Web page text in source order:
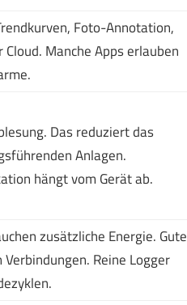
Foto-Annotation,
Manche Apps erlauben
Das reduziert das
Anlagen.
hängt vom Gerät ab.
zusätzliche Energie. Gute
Reine Logger